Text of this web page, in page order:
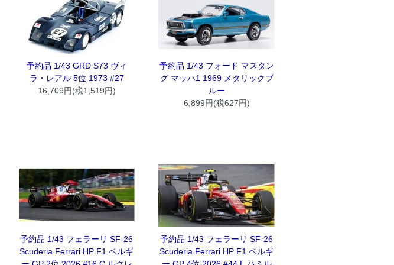
予約品 1/43 GRD S73 ヴィ
ラ・レアル 5位 1973 #27
16,709円(税1,519円)
予約品 1/43 フォード マスタン
グ マッハ1 1969 メタリックブ
ルー
6,899円(税627円)
予約品 1/43 フェラーリ SF-26
Scuderia Ferrari HP F1 ベルギ
予約品 1/43 フェラーリ SF-26
Scuderia Ferrari HP F1 ベルギ